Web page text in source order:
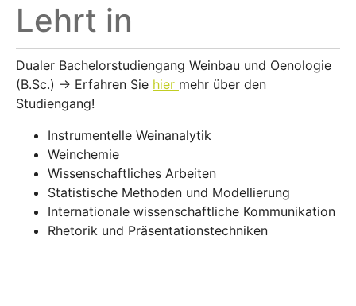
Lehrt in
Dualer Bachelorstudiengang Weinbau und Oenologie
(B.Sc.) → Erfahren Sie hier mehr über den
Studiengang!
Instrumentelle Weinanalytik
Weinchemie
Wissenschaftliches Arbeiten
Statistische Methoden und Modellierung
Internationale wissenschaftliche Kommunikation
Rhetorik und Präsentationstechniken